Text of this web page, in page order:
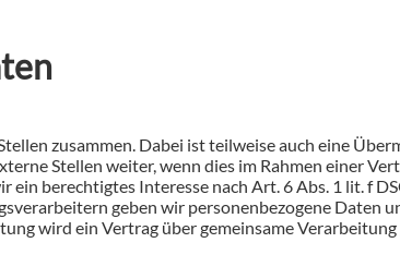
zusammen. Dabei ist teilweise auch eine
Stellen weiter, wenn dies im Rahmen einer
berechtigtes Interesse nach Art. 6 Abs. 1 lit. f
geben wir personenbezogene Daten
wird ein Vertrag über gemeinsame Verarbeitung